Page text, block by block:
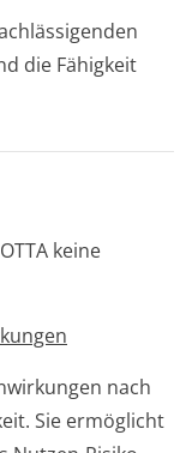
die Fähigkeit
keine
nach
Sie ermöglicht